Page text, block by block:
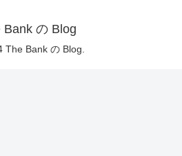
Bank の Blog
The Bank の Blog.